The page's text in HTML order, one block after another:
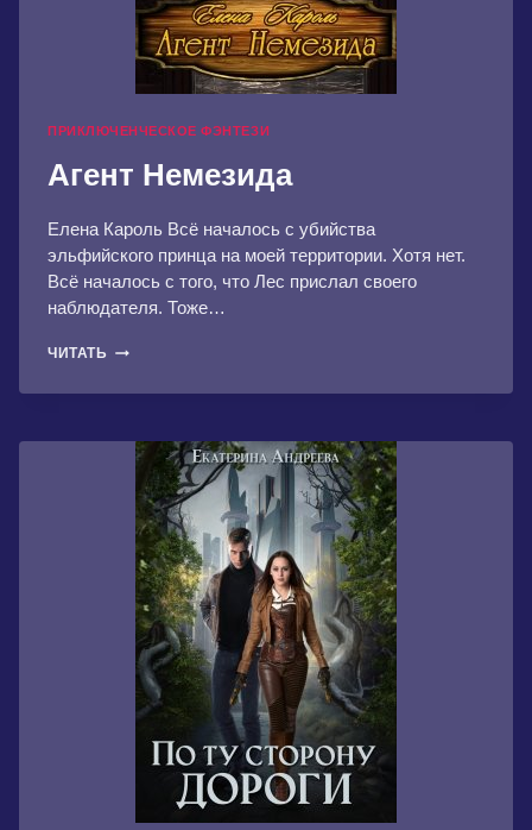
ПРИКЛЮЧЕНЧЕСКОЕ ФЭНТЕЗИ
Агент Немезида
Елена Кароль Всё началось с убийства
эльфийского принца на моей территории. Хотя нет.
Всё началось с того, что Лес прислал своего
наблюдателя. Тоже…
ЧИТАТЬ АГЕНТ